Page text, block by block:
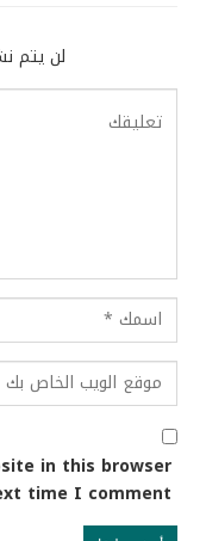
لن يتم
in this browser
time I comment.